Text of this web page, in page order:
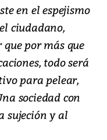
en el espejismo
ciudadano,
por más que
todo será
para pelear,
sociedad con
sujeción y al